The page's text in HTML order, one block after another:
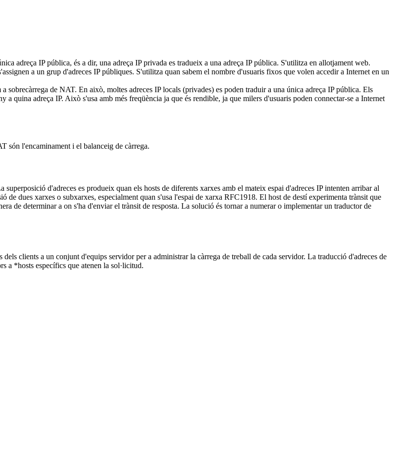
adreça IP pública, és a dir, una adreça IP privada es tradueix a una adreça IP pública. S'utilitza en allotjament web.
a un grup d'adreces IP públiques. S'utilitza quan sabem el nombre d'usuaris fixos que volen accedir a Internet en un
de NAT. En això, moltes adreces IP locals (privades) es poden traduir a una única adreça IP pública. Els
quina adreça IP. Això s'usa amb més freqüència ja que és rendible, ja que milers d'usuaris poden connectar-se a Internet
són l'encaminament i el balanceig de càrrega.
d'adreces es produeix quan els hosts de diferents xarxes amb el mateix espai d'adreces IP intenten arribar al
dues xarxes o subxarxes, especialment quan s'usa l'espai de xarxa RFC1918. El host de destí experimenta trànsit que
de determinar a on s'ha d'enviar el trànsit de resposta. La solució és tornar a numerar o implementar un traductor de
clients a un conjunt d'equips servidor per a administrar la càrrega de treball de cada servidor. La traducció d'adreces de
a *hosts específics que atenen la sol·licitud.